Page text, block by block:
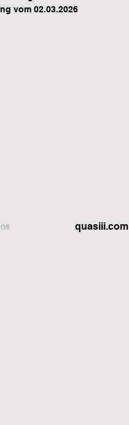
vom 02.03.2026
quasiii.com